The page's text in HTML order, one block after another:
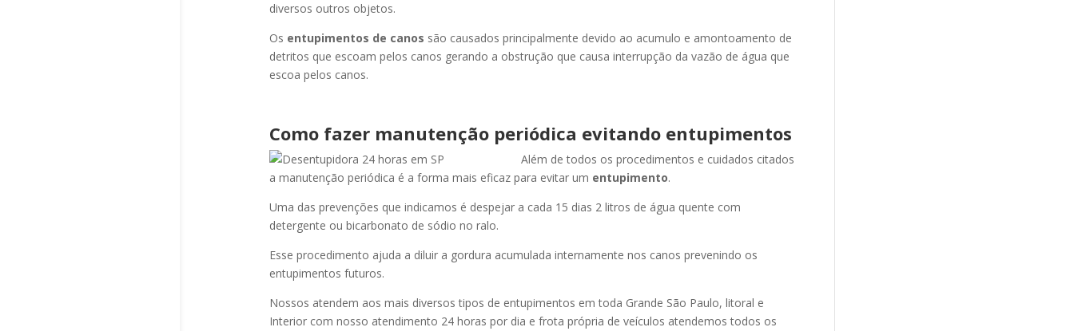
diversos outros objetos.
Os entupimentos de canos são causados principalmente devido ao acumulo e amontoamento de
detritos que escoam pelos canos gerando a obstrução que causa interrupção da vazão de água que
escoa pelos canos.
Como fazer manutenção periódica evitando entupimentos
Além de todos os procedimentos e cuidados citados
a manutenção periódica é a forma mais eficaz para evitar um entupimento.
Uma das prevenções que indicamos é despejar a cada 15 dias 2 litros de água quente com
detergente ou bicarbonato de sódio no ralo.
Esse procedimento ajuda a diluir a gordura acumulada internamente nos canos prevenindo os
entupimentos futuros.
Nossos atendem aos mais diversos tipos de entupimentos em toda Grande São Paulo, litoral e
Interior com nosso atendimento 24 horas por dia e frota própria de veículos atendemos todos os